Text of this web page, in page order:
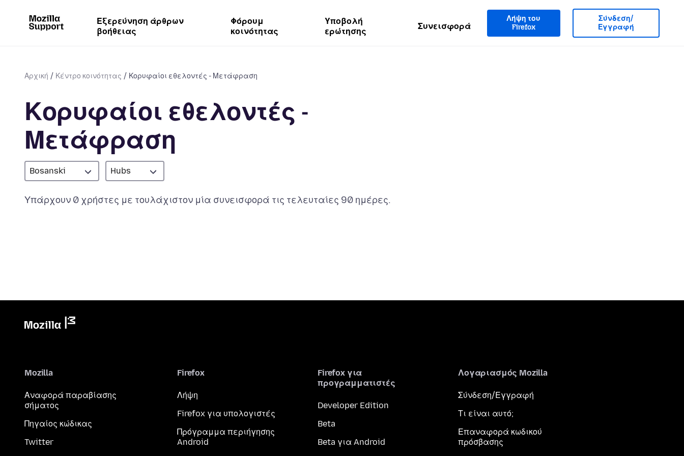
Εξερεύνηση άρθρων
βοήθειας
Φόρουμ
κοινότητας
Υποβολή
ερώτησης
Συνεισφορά
Λήψη του
Firefox
Σύνδεση/
Εγγραφή
Αρχική Κέντρο κοινότητας Κορυφαίοι εθελοντές - Μετάφραση
Κορυφαίοι εθελοντές -
Μετάφραση
Bosanski Hubs
Υπάρχουν 0 χρήστες με τουλάχιστον μία συνεισφορά τις τελευταίες 90 ημέρες.
Mozilla
Αναφορά παραβίασης
σήματος
Πηγαίος κώδικας
Twitter
Firefox
Λήψη
Firefox για υπολογιστές
Πρόγραμμα περιήγησης
Android
Firefox για
προγραμματιστές
Developer Edition
Beta
Beta για Android
Λογαριασμός Mozilla
Σύνδεση/Εγγραφή
Τι είναι αυτό;
Επαναφορά κωδικού
πρόσβασης